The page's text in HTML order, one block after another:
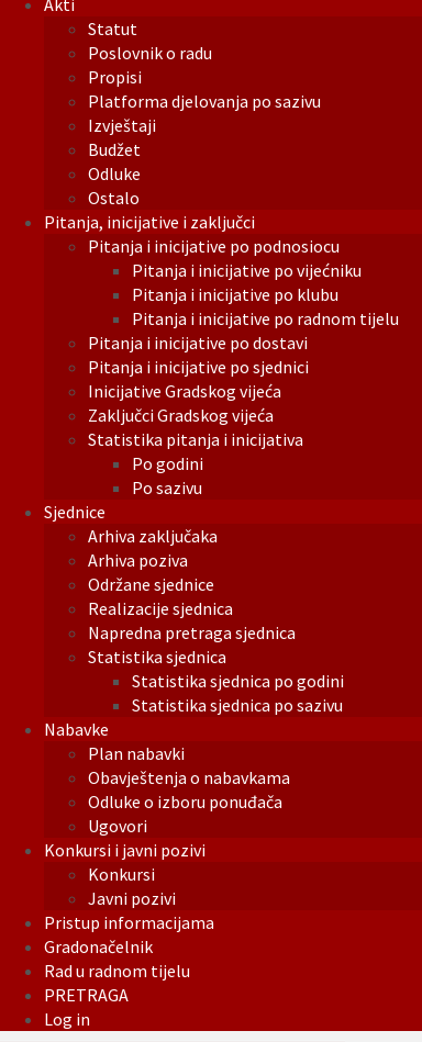
Akti
Statut
Poslovnik o radu
Propisi
Platforma djelovanja po sazivu
Izvještaji
Budžet
Odluke
Ostalo
Pitanja, inicijative i zaključci
Pitanja i inicijative po podnosiocu
Pitanja i inicijative po vijećniku
Pitanja i inicijative po klubu
Pitanja i inicijative po radnom tijelu
Pitanja i inicijative po dostavi
Pitanja i inicijative po sjednici
Inicijative Gradskog vijeća
Zaključci Gradskog vijeća
Statistika pitanja i inicijativa
Po godini
Po sazivu
Sjednice
Arhiva zaključaka
Arhiva poziva
Održane sjednice
Realizacije sjednica
Napredna pretraga sjednica
Statistika sjednica
Statistika sjednica po godini
Statistika sjednica po sazivu
Nabavke
Plan nabavki
Obavještenja o nabavkama
Odluke o izboru ponuđača
Ugovori
Konkursi i javni pozivi
Konkursi
Javni pozivi
Pristup informacijama
Gradonačelnik
Rad u radnom tijelu
PRETRAGA
Log in